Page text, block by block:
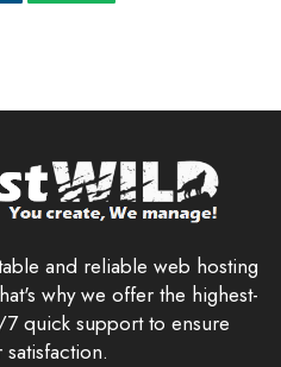
and reliable web hosting
why we offer the highest-
quick support to ensure